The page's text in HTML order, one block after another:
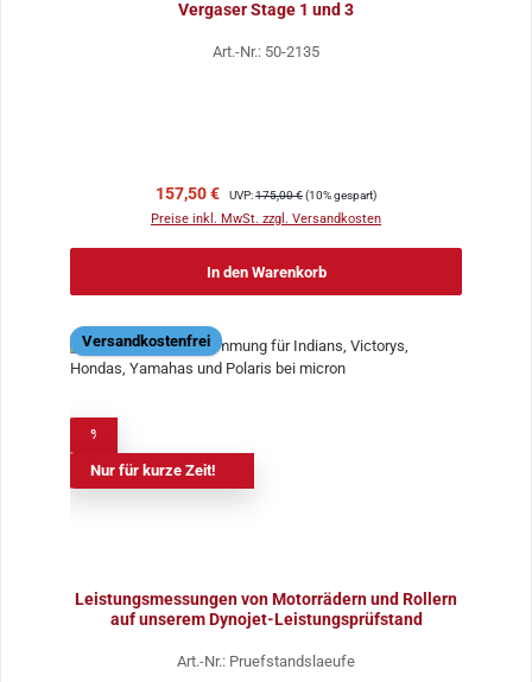
Vergaser Stage 1 und 3
Art.-Nr.: 50-2135
Verkaufspreis:
157,50 € Regulärer Preis:
UVP:175,00 €(10% gespart)
Preise inkl. MwSt. zzgl. Versandkosten
In den Warenkorb
Versandkostenfrei
Nur für kurze Zeit!
Leistungsmessungen von Motorrädern und Rollern
auf unserem Dynojet-Leistungsprüfstand
Art.-Nr.: Pruefstandslaeufe